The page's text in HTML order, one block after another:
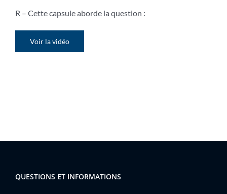
R – Cette capsule aborde la question :
Voir la vidéo
QUESTIONS ET INFORMATIONS